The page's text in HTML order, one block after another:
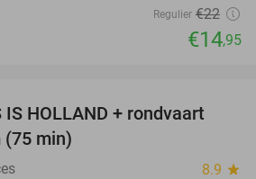
Regulier €22
€14,95
14%
HOLLAND + rondvaart
min)
8.9 star